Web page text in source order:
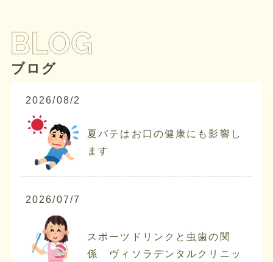
ブログ
2026/08/2
夏バテはお口の健康にも影響し
ます
2026/07/7
スポーツドリンクと虫歯の関
係 ヴィソラデンタルクリニッ